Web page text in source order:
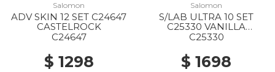
Salomon
ADV SKIN 12 SET C24647
CASTELROCK
C24647
$ 1298
Salomon
S/LAB ULTRA 10 SET
C25330 VANILLA
ICE/BLACK
C25330
$ 1698